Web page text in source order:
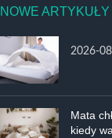
NOWE ARTYKUŁY
2026-
Mata
kiedy